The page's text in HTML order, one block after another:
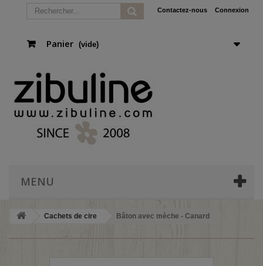
Connexion
Contactez-nous
Panier (vide)
MENU
Cachets de cire Bâton avec mèche - Canard